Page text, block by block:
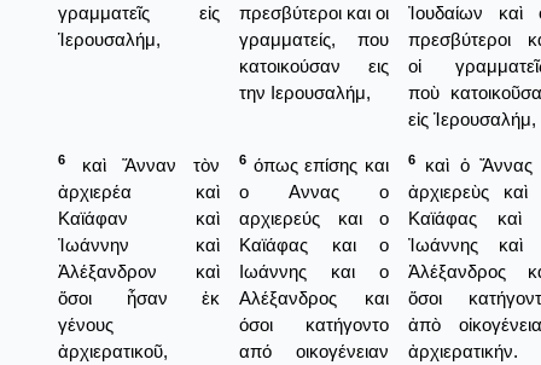
γραμματεῖς εἰς
Ἱερουσαλήμ,
πρεσβύτεροι και οι
γραμματείς, που
κατοικούσαν εις
την Ιερουσαλήμ,
Ἰουδαίων καὶ
πρεσβύτεροι
οἱ
ποὺ
εἰς Ἱερουσαλήμ,
6
καὶ Ἅνναν τὸν
ἀρχιερέα καὶ
Καϊάφαν καὶ
Ἰωάννην καὶ
Ἀλέξανδρον καὶ
ὅσοι ἦσαν ἐκ
γένους
ἀρχιερατικοῦ,
6 όπως επίσης και
ο Αννας ο
αρχιερεύς και ο
Καϊάφας και ο
Ιωάννης και ο
Αλέξανδρος και
όσοι κατήγοντο
από οικογένειαν
6
καὶ ὁ Ἄννας
ἀρχιερεὺς καὶ
Καϊάφας καὶ
Ἰωάννης καὶ
Ἀλέξανδρος
ὅσοι
ἀπὸ
ἀρχιερατικήν.